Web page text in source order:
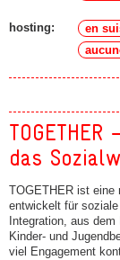
hosting: en
das
TOGETHER ist eine
entwickelt für
Integration, aus
Kinder- und
viel Engagement